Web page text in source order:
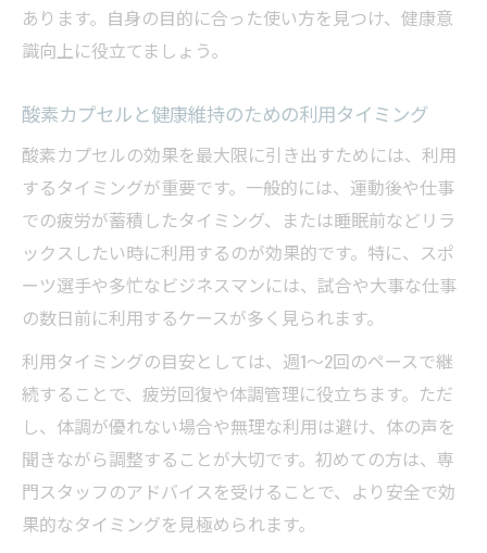
あります。自身の目的に合った使い方を見つけ、健康意
識向上に役立てましょう。
酸素カプセルと健康維持のための利用タイミング
酸素カプセルの効果を最大限に引き出すためには、利用
するタイミングが重要です。一般的には、運動後や仕事
での疲労が蓄積したタイミング、または睡眠前などリラ
ックスしたい時に利用するのが効果的です。特に、スポ
ーツ選手や多忙なビジネスマンには、試合や大事な仕事
の数日前に利用するケースが多く見られます。
利用タイミングの目安としては、週1～2回のペースで継
続することで、疲労回復や体調管理に役立ちます。ただ
し、体調が優れない場合や無理な利用は避け、体の声を
聞きながら調整することが大切です。初めての方は、専
門スタッフのアドバイスを受けることで、より安全で効
果的なタイミングを見極められます。